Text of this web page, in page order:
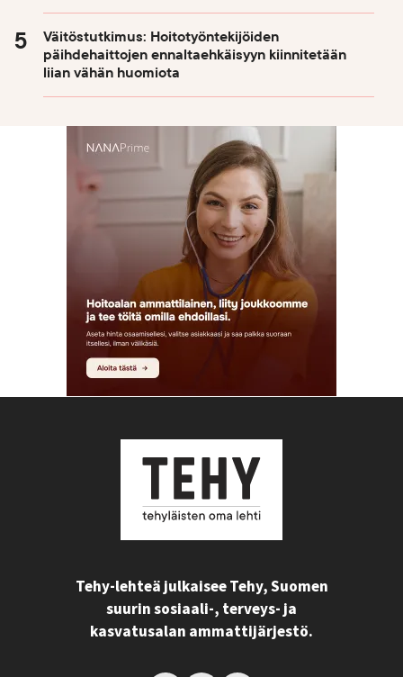
Väitöstutkimus: Hoitotyöntekijöiden
päihdehaittojen ennaltaehkäisyyn kiinnitetään
liian vähän huomiota
Tehy-lehteä julkaisee Tehy, Suomen
suurin sosiaali-, terveys- ja
kasvatusalan ammattijärjestö.